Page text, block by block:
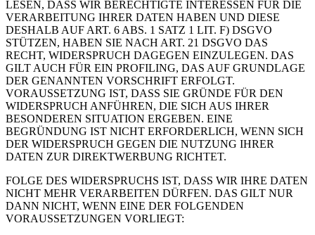
LESEN, DASS WIR BERECHTIGTE INTERESSEN FÜR DIE
VERARBEITUNG IHRER DATEN HABEN UND DIESE
DESHALB AUF ART. 6 ABS. 1 SATZ 1 LIT. F) DSGVO
STÜTZEN, HABEN SIE NACH ART. 21 DSGVO DAS
RECHT, WIDERSPRUCH DAGEGEN EINZULEGEN. DAS
GILT AUCH FÜR EIN PROFILING, DAS AUF GRUNDLAGE
DER GENANNTEN VORSCHRIFT ERFOLGT.
VORAUSSETZUNG IST, DASS SIE GRÜNDE FÜR DEN
WIDERSPRUCH ANFÜHREN, DIE SICH AUS IHRER
BESONDEREN SITUATION ERGEBEN. EINE
BEGRÜNDUNG IST NICHT ERFORDERLICH, WENN SICH
DER WIDERSPRUCH GEGEN DIE NUTZUNG IHRER
DATEN ZUR DIREKTWERBUNG RICHTET.
FOLGE DES WIDERSPRUCHS IST, DASS WIR IHRE DATEN
NICHT MEHR VERARBEITEN DÜRFEN. DAS GILT NUR
DANN NICHT, WENN EINE DER FOLGENDEN
VORAUSSETZUNGEN VORLIEGT: